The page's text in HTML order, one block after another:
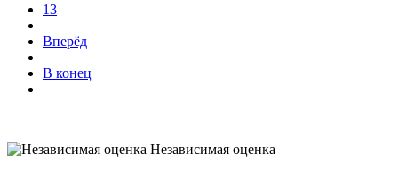
13
Вперёд
В конец
Независимая оценка